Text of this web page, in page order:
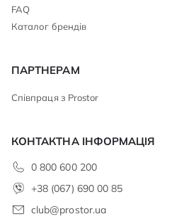
FAQ
Каталог брендів
ПАРТНЕРАМ
Співпраця з Prostor
КОНТАКТНА ІНФОРМАЦІЯ
0 800 600 200
+38 (067) 690 00 85
club@prostor.ua